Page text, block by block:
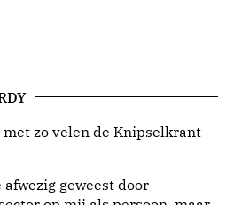
zo velen de Knipselkrant
geweest door